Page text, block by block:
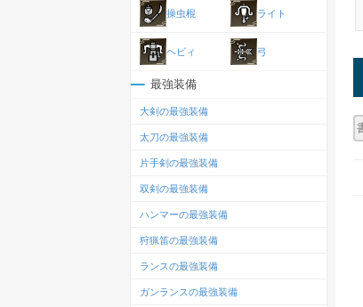
操虫棍 ライト
ヘビィ 弓
最強装備
大剣の最強装備
太刀の最強装備
片手剣の最強装備
双剣の最強装備
ハンマーの最強装備
狩猟笛の最強装備
ランスの最強装備
ガンランスの最強装備